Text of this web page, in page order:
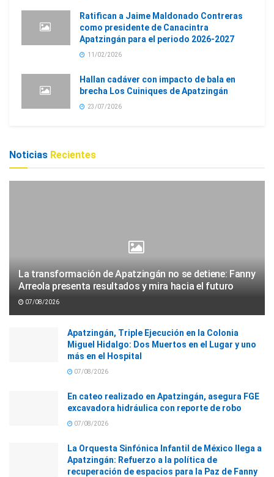
Ratifican a Jaime Maldonado Contreras
como presidente de Canacintra
Apatzingán para el periodo 2026-2027
11/02/2026
Hallan cadáver con impacto de bala en
brecha Los Cuiniques de Apatzingán
23/07/2026
Noticias Recientes
La transformación de Apatzingán no se detiene: Fanny
Arreola presenta resultados y mira hacia el futuro
07/08/2026
Apatzingán, Triple Ejecución en la Colonia
Miguel Hidalgo: Dos Muertos en el Lugar y uno
más en el Hospital
07/08/2026
En cateo realizado en Apatzingán, asegura FGE
excavadora hidráulica con reporte de robo
07/08/2026
La Orquesta Sinfónica Infantil de México llega a
Apatzingán: Refuerzo a la política de
recuperación de espacios para la Paz de Fanny